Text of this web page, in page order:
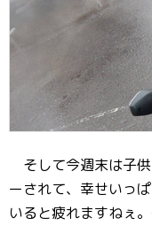
そして今週末は子
ーされて、幸せいっ
いると疲れますねぇ